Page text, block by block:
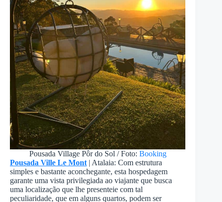
Pousada Village Pôr do Sol / Foto: Booking
Pousada Ville Le Mont | Atalaia: Com estrutura
simples e bastante aconchegante, esta hospedagem
garante uma vista privilegiada ao viajante que busca
uma localização que lhe presenteie com tal
peculiaridade, que em alguns quartos, podem ser